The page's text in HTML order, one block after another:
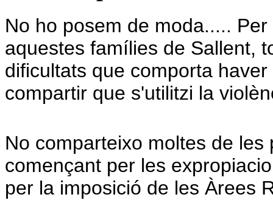
No ho posem de moda.....
aquestes famílies de Sallent,
dificultats que comporta
compartir que s'utilitzi la
No comparteixo moltes de
començant per les
per la imposició de les Àrees